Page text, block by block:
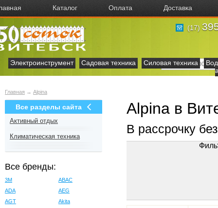
Каталог Оплата Доставка
(17)
Электроинструмент Садовая техника Силовая техника
Главная → Alpina
Все разделы сайта
Активный отдых
Климатическая техника
Все бренды:
3M
ABAC
ADA
AEG
AGT
Akita
Alpina в
В рассрочку